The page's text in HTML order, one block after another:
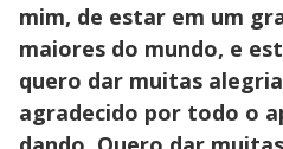
mim, de estar em um
maiores do mundo, e
quero dar muitas
agradecido por todo o